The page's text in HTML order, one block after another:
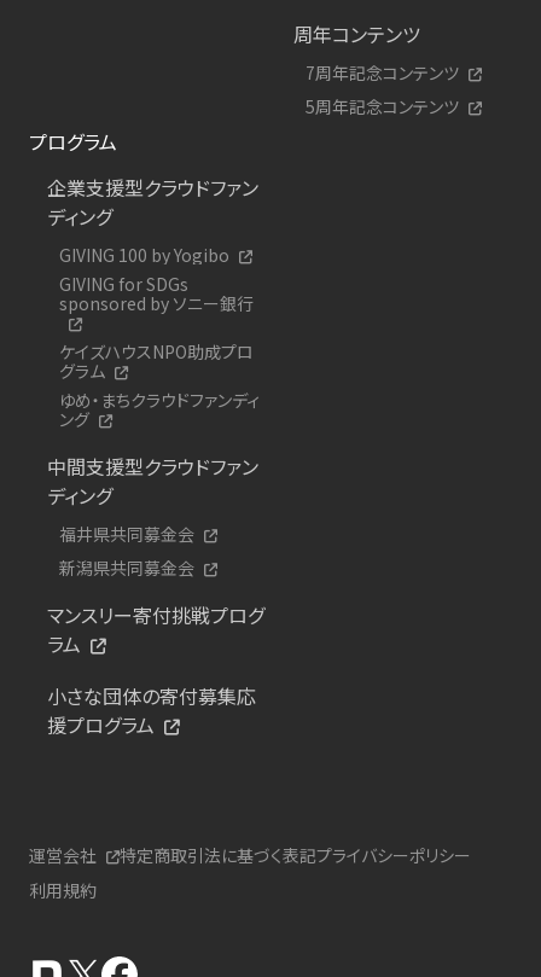
周年コンテンツ
7周年記念コンテンツ
5周年記念コンテンツ
プログラム
企業支援型クラウドファン
ディング
GIVING 100 by Yogibo
GIVING for SDGs
sponsored by ソニー銀行
ケイズハウスNPO助成プロ
グラム
ゆめ・まちクラウドファンディ
ング
中間支援型クラウドファン
ディング
福井県共同募金会
新潟県共同募金会
マンスリー寄付挑戦プログ
ラム
小さな団体の寄付募集応
援プログラム
運営会社 特定商取引法に基づく表記プライバシーポリシー
利用規約